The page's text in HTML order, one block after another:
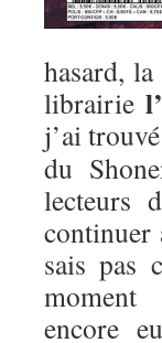
hasard,
librairie
j’ai
du
lecteurs
continuer
sais pas
moment
encore